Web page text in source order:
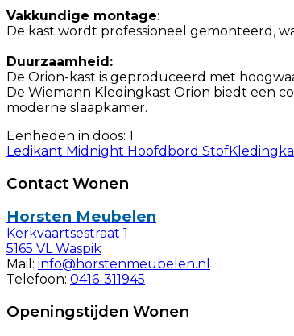
Vakkundige montage:
De kast wordt professioneel gemonteerd,
Duurzaamheid:
De Orion-kast is geproduceerd met
De Wiemann Kledingkast Orion biedt een
moderne slaapkamer.
Eenheden in doos: 1
Ledikant Midnight Hoofdbord Stof
Contact Wonen
Horsten Meubelen
Kerkvaartsestraat 1
5165 VL Waspik
Mail: info@horstenmeubelen.nl
Telefoon: 0416-311945
Openingstijden Wonen